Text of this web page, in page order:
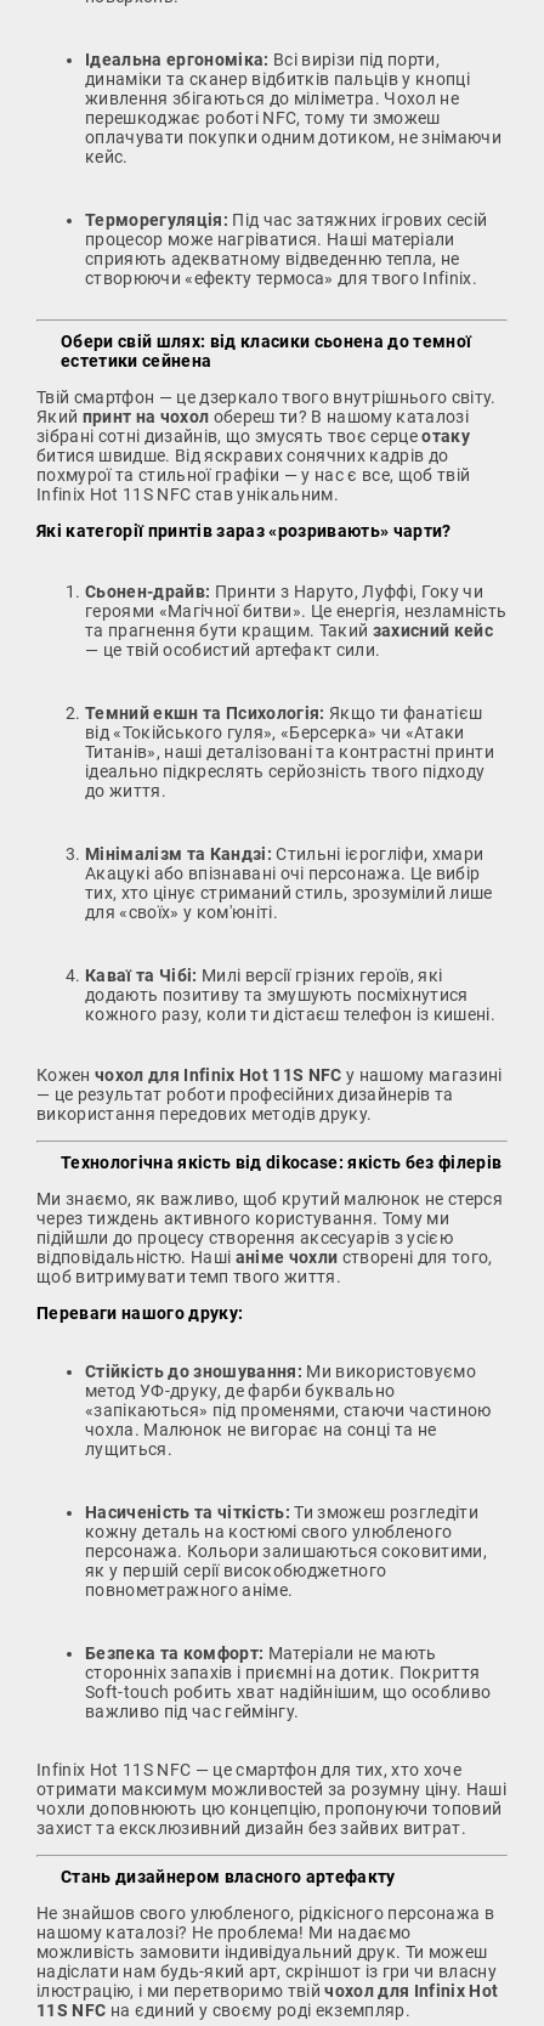
Ідеальна ергономіка: Всі вирізи під порти,
динаміки та сканер відбитків пальців у кнопці
живлення збігаються до міліметра. Чохол не
перешкоджає роботі NFC, тому ти зможеш
оплачувати покупки одним дотиком, не знімаючи
кейс.
Терморегуляція: Під час затяжних ігрових сесій
процесор може нагріватися. Наші матеріали
сприяють адекватному відведенню тепла, не
створюючи «ефекту термоса» для твого Infinix.
Обери свій шлях: від класики сьонена до темної
естетики сейнена
Твій смартфон — це дзеркало твого внутрішнього світу.
Який принт на чохол обереш ти? В нашому каталозі
зібрані сотні дизайнів, що змусять твоє серцеотаку
битися швидше. Від яскравих сонячних кадрів до
похмурої та стильної графіки — у нас є все, щоб твій
Infinix Hot 11S NFC став унікальним.
Які категорії принтів зараз «розривають» чарти?
Сьонен-драйв: Принти з Наруто, Луффі, Гоку чи
героями «Магічної битви». Це енергія, незламність
та прагнення бути кращим. Такий захисний кейс
— це твій особистий артефакт сили.
Темний екшн та Психологія: Якщо ти фанатієш
від «Токійського гуля», «Берсерка» чи «Атаки
Титанів», наші деталізовані та контрастні принти
ідеально підкреслять серйозність твого підходу
до життя.
Мінімалізм та Кандзі: Стильні ієрогліфи, хмари
Акацукі або впізнавані очі персонажа. Це вибір
тих, хто цінує стриманий стиль, зрозумілий лише
для «своїх» у ком'юніті.
Каваї та Чібі: Милі версії грізних героїв, які
додають позитиву та змушують посміхнутися
кожного разу, коли ти дістаєш телефон із кишені.
Кожен чохол для Infinix Hot 11S NFC у нашому магазині
— це результат роботи професійних дизайнерів та
використання передових методів друку.
Технологічна якість від dikocase: якість без філерів
Ми знаємо, як важливо, щоб крутий малюнок не стерся
через тиждень активного користування. Тому ми
підійшли до процесу створення аксесуарів з усією
відповідальністю. Наші аніме чохли створені для того,
щоб витримувати темп твого життя.
Переваги нашого друку:
Стійкість до зношування: Ми використовуємо
метод УФ-друку, де фарби буквально
«запікаються» під променями, стаючи частиною
чохла. Малюнок не вигорає на сонці та не
лущиться.
Насиченість та чіткість: Ти зможеш розгледіти
кожну деталь на костюмі свого улюбленого
персонажа. Кольори залишаються соковитими,
як у першій серії високобюджетного
повнометражного аніме.
Безпека та комфорт: Матеріали не мають
сторонніх запахів і приємні на дотик. Покриття
Soft-touch робить хват надійнішим, що особливо
важливо під час геймінгу.
Infinix Hot 11S NFC — це смартфон для тих, хто хоче
отримати максимум можливостей за розумну ціну. Наші
чохли доповнюють цю концепцію, пропонуючи топовий
захист та ексклюзивний дизайн без зайвих витрат.
Стань дизайнером власного артефакту
Не знайшов свого улюбленого, рідкісного персонажа в
нашому каталозі? Не проблема! Ми надаємо
можливість замовити індивідуальний друк. Ти можеш
надіслати нам будь-який арт, скріншот із гри чи власну
ілюстрацію, і ми перетворимо твійчохол для Infinix Hot
11S NFC на єдиний у своєму роді екземпляр.